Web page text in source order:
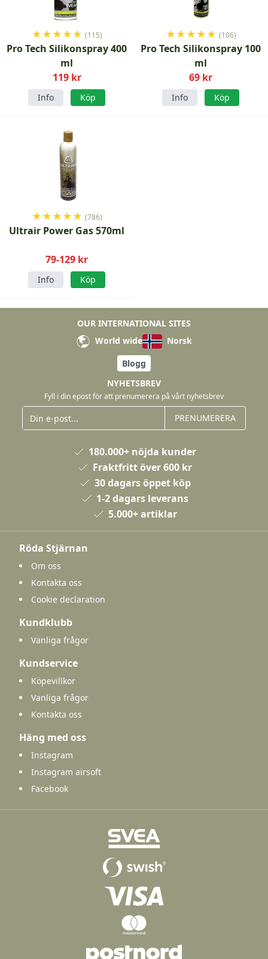
★★★★★ (115)
Pro Tech Silikonspray 400
ml
119 kr
Info Köp
★★★★★ (106)
Pro Tech Silikonspray 100
ml
69 kr
Info Köp
★★★★★ (786)
Ultrair Power Gas 570ml
79-129 kr
Info Köp
OUR INTERNATIONAL SITES
World wide
Norsk
Blogg
NYHETSBREV
Fyll i din epost för att prenumerera på vårt nyhetsbrev
PRENUMERERA
180.000+ nöjda kunder
Fraktfritt över 600 kr
30 dagars öppet köp
1-2 dagars leverans
5.000+ artiklar
Röda Stjärnan
Om oss
Kontakta oss
Cookie declaration
Kundklubb
Vanliga frågor
Kundservice
Köpevillkor
Vanliga frågor
Kontakta oss
Häng med oss
Instagram
Instagram airsoft
Facebook